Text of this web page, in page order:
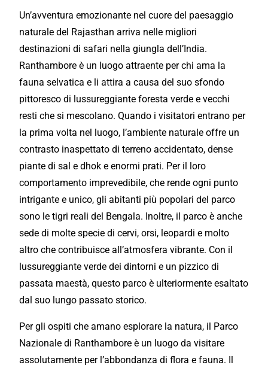
Un’avventura emozionante nel cuore del paesaggio
naturale del Rajasthan arriva nelle migliori
destinazioni di safari nella giungla dell’India.
Ranthambore è un luogo attraente per chi ama la
fauna selvatica e li attira a causa del suo sfondo
pittoresco di lussureggiante foresta verde e vecchi
resti che si mescolano. Quando i visitatori entrano per
la prima volta nel luogo, l’ambiente naturale offre un
contrasto inaspettato di terreno accidentato, dense
piante di sal e dhok e enormi prati. Per il loro
comportamento imprevedibile, che rende ogni punto
intrigante e unico, gli abitanti più popolari del parco
sono le tigri reali del Bengala. Inoltre, il parco è anche
sede di molte specie di cervi, orsi, leopardi e molto
altro che contribuisce all’atmosfera vibrante. Con il
lussureggiante verde dei dintorni e un pizzico di
passata maestà, questo parco è ulteriormente esaltato
dal suo lungo passato storico.
Per gli ospiti che amano esplorare la natura, il Parco
Nazionale di Ranthambore è un luogo da visitare
assolutamente per l’abbondanza di flora e fauna. Il